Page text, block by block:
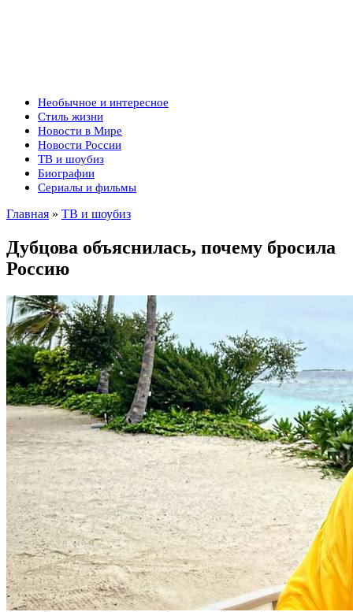
Необычное и интересное
Стиль жизни
Новости в Мире
Новости России
ТВ и шоубиз
Биографии
Сериалы и фильмы
Главная » ТВ и шоубиз
Дубцова объяснилась, почему бросила
Россию